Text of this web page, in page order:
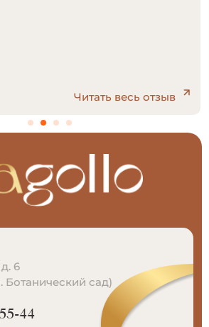
Читать весь отзыв
6
Ботанический сад)
44